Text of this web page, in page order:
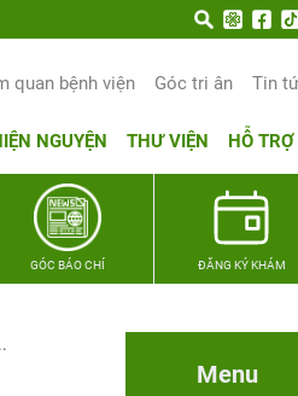
quan bệnh viện Góc tri ân Tin
NGUYỆN THƯ VIỆN HỖ
GÓC BÁO CHÍ ĐĂNG KÝ KHÁM
Menu